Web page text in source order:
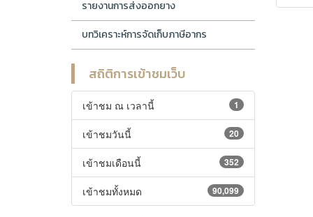
รายงานการส่งออกยาง
บทวิเคราะห์การจัดเก็บภาษีอากร
สถิติการเข้าชมเว็บ
1
เข้าชม ณ เวลานี้
20
เข้าชมวันนี้
352
เข้าชมเดือนนี้
90,099
เข้าชมทั้งหมด